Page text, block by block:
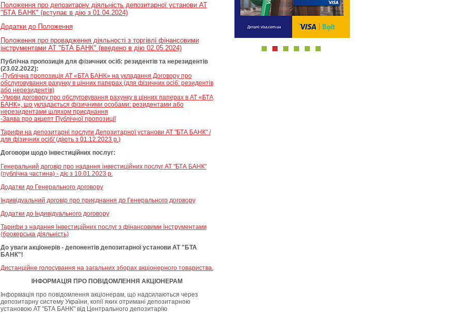
Положення про депозитарну діяльність депозитарної установи АТ
"БТА БАНК" (вступає в дію з 01.04.2024)
Додатки до Положення
Положення про провадження діяльності з торгівлі фінансовими
інструментами АТ "БТА БАНК" (введено в дію 02.05.2024)
Публічна пропозиція для фізичних осіб: резидентів та нерезидентів
(23.02.2022):
-Публічна пропозиція АТ «БТА БАНК» на укладання Договору про
обслуговування рахунку в цінних паперах (для фізичних осіб: резидентів
або нерезидентів)
-Умови договору про обслуговування рахунку в цінних паперах в АТ «БТА
БАНК», що укладається фізичними особами: резидентами або
нерезидентами шляхом приєднання
-Заява про акцепт Публічної пропозиції
Тарифи на депозитарні послуги Депозитарної установи АТ "БТА БАНК" /
для фізичних осіб/ (діють з 01.12.2023 р.)
Договори щодо інвестиційних послуг:
Генеральний договір про надання інвестиційних послуг АТ "БТА БАНК"
(публічна частина) - діє з 10.01.2023 р.
Додатки до Генерального договору
Індивідуальний договір про приєднання до Генерального договору
Додатки до Індивідуального договору
Тарифи з надання інвестиційних послуг з фінансовими інструментами
(брокерська діяльність)
До уваги акціонерів - депонентів депозитарної установи АТ "БТА
БАНК"!
Дистанційне голосування на загальних зборах акціонерного товариства.
ІНФОРМАЦІЯ ПРО ПОВІДОМЛЕННЯ АКЦІОНЕРАМ
Інформація про повідомлення акціонерам, що надсилаються через
депозитарну систему України, копії яких отримані депозитарною
установою АТ "БТА БАНК" від Центрального депозитарію